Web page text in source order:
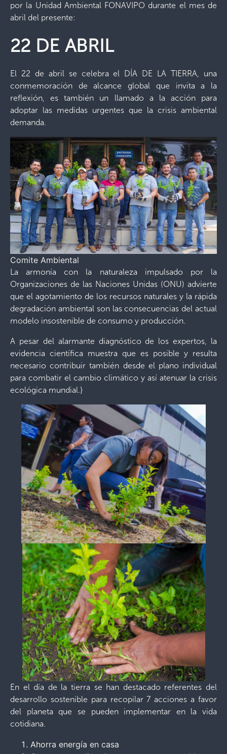
por la Unidad Ambiental FONAVIPO durante el mes de
abril del presente:
22 DE ABRIL
El 22 de abril se celebra el DÍA DE LA TIERRA, una
conmemoración de alcance global que invita a la
reflexión, es también un llamado a la acción para
adoptar las medidas urgentes que la crisis ambiental
demanda.
Comite Ambiental
La armonía con la naturaleza impulsado por la
Organizaciones de las Naciones Unidas (ONU) advierte
que el agotamiento de los recursos naturales y la rápida
degradación ambiental son las consecuencias del actual
modelo insostenible de consumo y producción.
A pesar del alarmante diagnóstico de los expertos, la
evidencia científica muestra que es posible y resulta
necesario contribuir también desde el plano individual
para combatir el cambio climático y así atenuar la crisis
ecológica mundial.}
En el día de la tierra se han destacado referentes del
desarrollo sostenible para recopilar 7 acciones a favor
del planeta que se pueden implementar en la vida
cotidiana.
Ahorra energía en casa